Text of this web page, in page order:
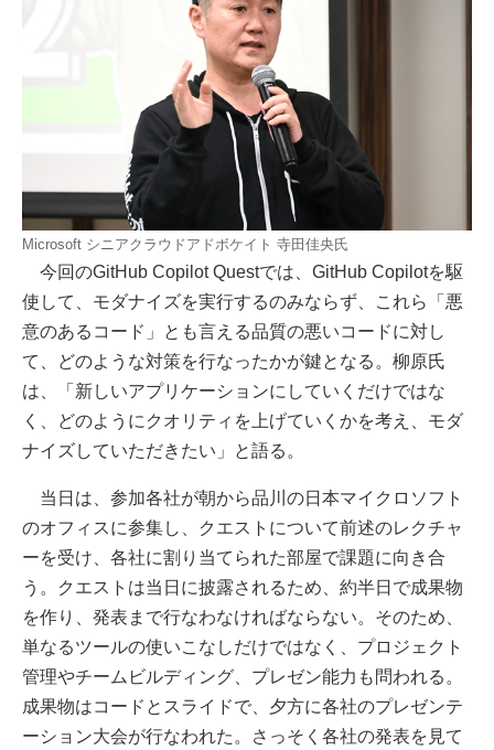
Microsoft シニアクラウドアドボケイト 寺田佳央氏
今回のGitHub Copilot Questでは、GitHub Copilotを駆
使して、モダナイズを実行するのみならず、これら「悪
意のあるコード」とも言える品質の悪いコードに対し
て、どのような対策を行なったかが鍵となる。柳原氏
は、「新しいアプリケーションにしていくだけではな
く、どのようにクオリティを上げていくかを考え、モダ
ナイズしていただきたい」と語る。
当日は、参加各社が朝から品川の日本マイクロソフト
のオフィスに参集し、クエストについて前述のレクチャ
ーを受け、各社に割り当てられた部屋で課題に向き合
う。クエストは当日に披露されるため、約半日で成果物
を作り、発表まで行なわなければならない。そのため、
単なるツールの使いこなしだけではなく、プロジェクト
管理やチームビルディング、プレゼン能力も問われる。
成果物はコードとスライドで、夕方に各社のプレゼンテ
ーション大会が行なわれた。さっそく各社の発表を見て